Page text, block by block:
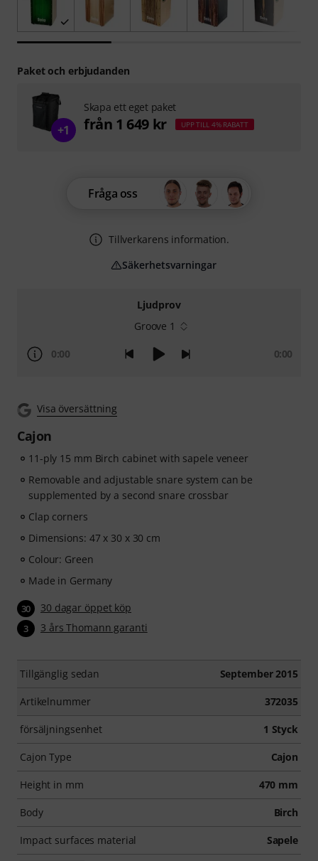
Ljudprov
Groove 1
0:00 0:00
Visa översättning
Cajon
11-ply 15 mm Birch cabinet with sapele veneer
Removable and adjustable snare system can be
supplemented by a second snare crossbar
Clap corners
Dimensions: 47 x 30 x 30 cm
Colour: Green
Made in Germany
30 30 dagar öppet köp
3 3 års Thomann garanti
Tillgänglig sedan September 2015
Artikelnummer 372035
försäljningsenhet 1 Styck
Cajon Type Cajon
Height in mm 470 mm
Body Birch
Impact surfaces material Sapele
Fråga oss
Tillverkarens information.
Säkerhetsvarningar
Paket och erbjudanden
+1
Skapa ett eget paket
från 1 649 kr UPP TILL 4% RABATT